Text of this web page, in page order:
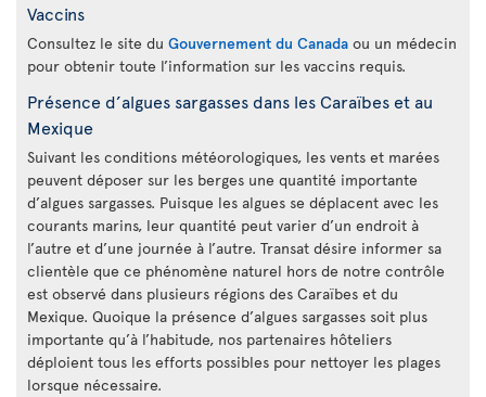
Vaccins
Consultez le site du Gouvernement du Canada ou un médecin
pour obtenir toute l’information sur les vaccins requis.
Présence d’algues sargasses dans les Caraïbes et au
Mexique
Suivant les conditions météorologiques, les vents et marées
peuvent déposer sur les berges une quantité importante
d’algues sargasses. Puisque les algues se déplacent avec les
courants marins, leur quantité peut varier d’un endroit à
l’autre et d’une journée à l’autre. Transat désire informer sa
clientèle que ce phénomène naturel hors de notre contrôle
est observé dans plusieurs régions des Caraïbes et du
Mexique. Quoique la présence d’algues sargasses soit plus
importante qu’à l’habitude, nos partenaires hôteliers
déploient tous les efforts possibles pour nettoyer les plages
lorsque nécessaire.